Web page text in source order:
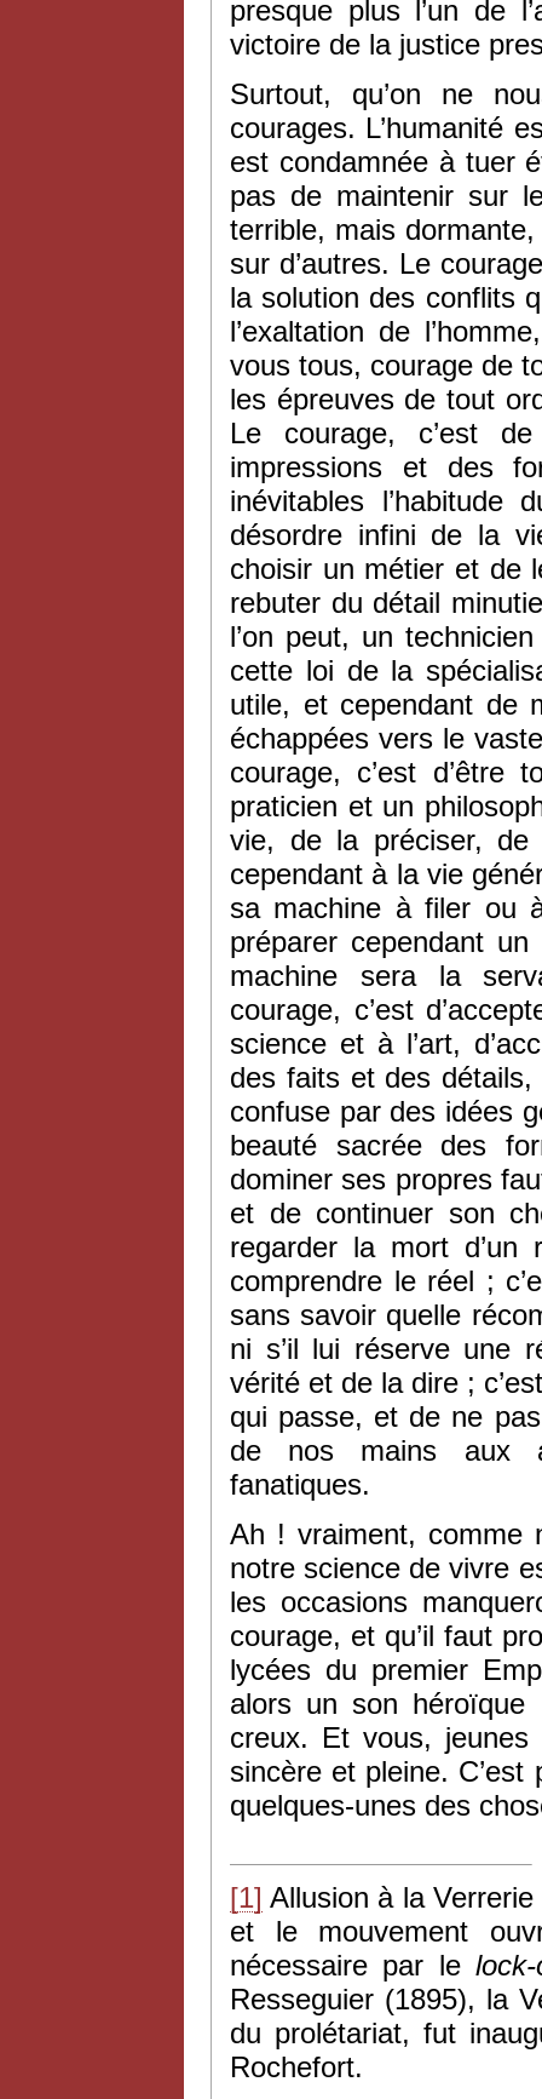
presque plus l’un de
victoire de la justice
Surtout, qu’on ne
courages. L’humanité
est condamnée à tuer
pas de maintenir sur
terrible, mais
sur d’autres. Le
la solution des conflits
l’exaltation de
vous tous, courage de
les épreuves de tout
Le courage, c’est
impressions et des
inévitables
désordre infini de la
choisir un métier et de
rebuter du détail
l’on peut, un
cette loi de la
utile, et cependant de
échappées vers le
courage, c’est
praticien et un
vie, de la préciser, de
cependant à la vie
sa machine à filer ou
préparer cependant
machine sera la
courage, c’est
science et à l’art,
des faits et des détails,
confuse par des idées
beauté sacrée des
dominer ses propres
et de continuer son
regarder la mort d’un
comprendre le réel ;
sans savoir quelle
ni s’il lui réserve une
vérité et de la dire ;
qui passe, et de ne
de nos mains aux
fanatiques.
Ah ! vraiment, comme
notre science de vivre
les occasions
courage, et qu’il faut
lycées du premier
alors un son héroïque
creux. Et vous,
sincère et pleine.
quelques-unes des
[1] Allusion à la
et le mouvement
nécessaire par le
Resseguier (1895), la
du prolétariat, fut
Rochefort.